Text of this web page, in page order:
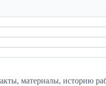
материалы, историю